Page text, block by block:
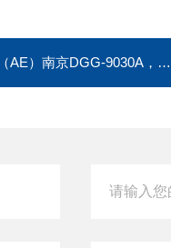
京DGG-9030A，30L台式鼓风干燥箱